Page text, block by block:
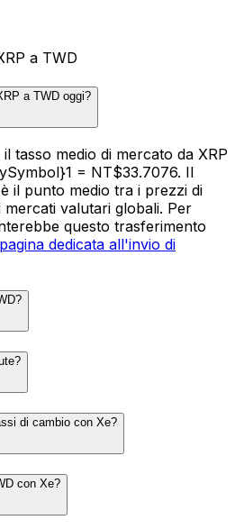
a TWD
a TWD oggi?
tasso medio di mercato da XRP
= NT$33.7076. Il
il punto medio tra i prezzi di
mercati valutari globali. Per
questo trasferimento
pagina dedicata all'invio di
di cambio con Xe?
con Xe?